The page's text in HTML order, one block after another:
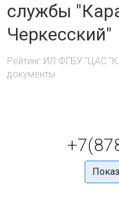
службы
Черкесский"
Рейтинг ИЛ ФГБУ "ЦАС
документы